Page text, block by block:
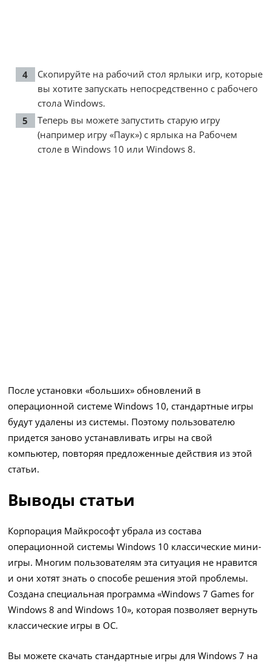
Скопируйте на рабочий стол ярлыки игр, которые
вы хотите запускать непосредственно с рабочего
стола Windows.
Теперь вы можете запустить старую игру
(например игру «Паук») с ярлыка на Рабочем
столе в Windows 10 или Windows 8.
После установки «больших» обновлений в
операционной системе Windows 10, стандартные игры
будут удалены из системы. Поэтому пользователю
придется заново устанавливать игры на свой
компьютер, повторяя предложенные действия из этой
статьи.
Выводы статьи
Корпорация Майкрософт убрала из состава
операционной системы Windows 10 классические мини-
игры. Многим пользователям эта ситуация не нравится
и они хотят знать о способе решения этой проблемы.
Создана специальная программа «Windows 7 Games for
Windows 8 and Windows 10», которая позволяет вернуть
классические игры в ОС.
Вы можете скачать стандартные игры для Windows 7 на